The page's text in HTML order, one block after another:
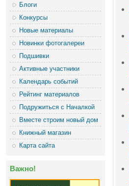
Блоги
Конкурсы
Новые материалы
Новинки фотогалереи
Подшивки
Активные участники
Календарь событий
Рейтинг материалов
Подружиться с Началкой
Вместе строим новый дом
Книжный магазин
Карта сайта
Важно!